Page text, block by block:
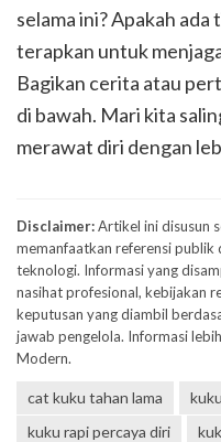
selama ini? Apakah ada
terapkan untuk
Bagikan cerita atau
di bawah. Mari kita
merawat diri dengan
Disclaimer:Artikel ini disusun
memanfaatkan referensi publik
teknologi. Informasi yang
nasihat profesional, kebijakan
keputusan yang diambil
jawab pengelola. Informasi
Modern.
cat kuku tahan lama
kuku rapi percaya diri